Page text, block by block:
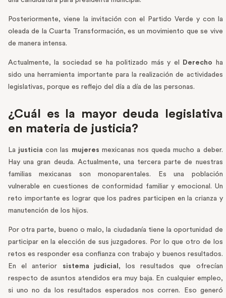
Posteriormente, viene la invitación con el Partido Verde y con la
oleada de la Cuarta Transformación, es un movimiento que se vive
de manera intensa.
Actualmente, la sociedad se ha politizado más y el Derecho ha
sido una herramienta importante para la realización de actividades
legislativas, porque es reflejo del día a día de las personas.
¿Cuál es la mayor deuda legislativa
en materia de justicia?
La justicia con las mujeres mexicanas nos queda mucho a deber.
Hay una gran deuda. Actualmente, una tercera parte de nuestras
familias mexicanas son monoparentales. Es una población
vulnerable en cuestiones de conformidad familiar y emocional. Un
reto importante es lograr que los padres participen en la crianza y
manutención de los hijos.
Por otra parte, bueno o malo, la ciudadanía tiene la oportunidad de
participar en la elección de sus juzgadores. Por lo que otro de los
retos es responder esa confianza con trabajo y buenos resultados.
En el anterior sistema judicial , los resultados que ofrecían
respecto de asuntos atendidos era muy baja. En cualquier empleo,
si uno no da los resultados esperados nos corren. Eso generó